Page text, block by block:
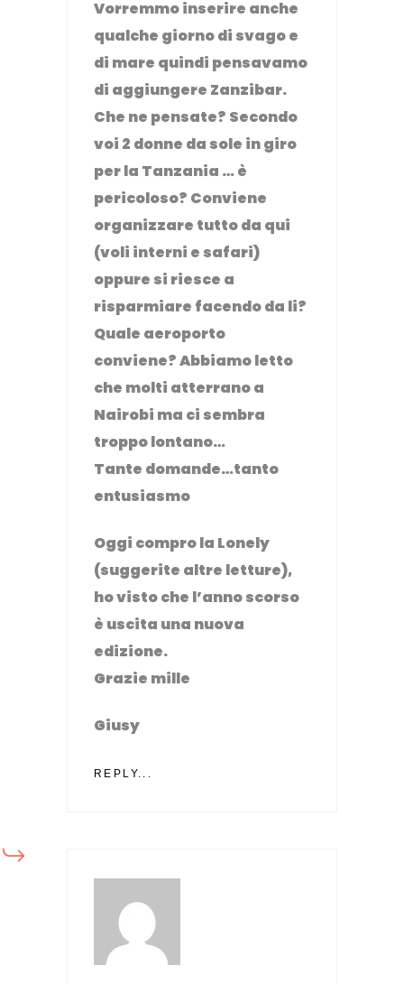
Vorremmo inserire anche
qualche giorno di svago e
di mare quindi pensavamo
di aggiungere Zanzibar.
Che ne pensate? Secondo
voi 2 donne da sole in giro
per la Tanzania … è
pericoloso? Conviene
organizzare tutto da qui
(voli interni e safari)
oppure si riesce a
risparmiare facendo da li?
Quale aeroporto
conviene? Abbiamo letto
che molti atterrano a
Nairobi ma ci sembra
troppo lontano…
Tante domande…tanto
entusiasmo
Oggi compro la Lonely
(suggerite altre letture),
ho visto che l’anno scorso
è uscita una nuova
edizione.
Grazie mille
Giusy
REPLY...